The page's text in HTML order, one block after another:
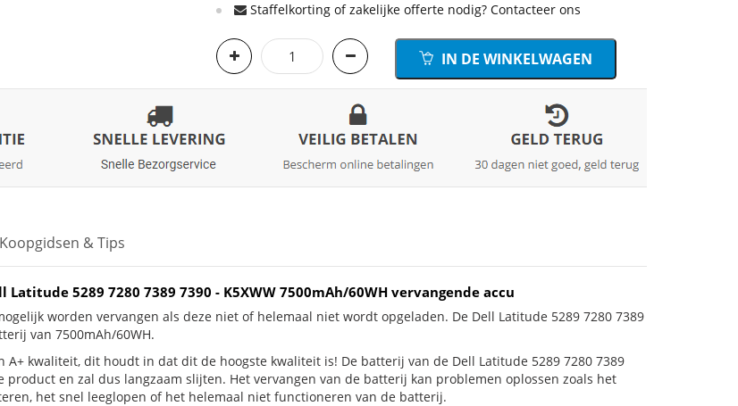
Staffelkorting of zakelijke offerte nodig? Contacteer ons
IN DE WINKELWAGEN
Koopgidsen & Tips
5289 7280 7389 7390 - K5XWW 7500mAh/60WH vervangende accu
worden vervangen als deze niet of helemaal niet wordt opgeladen. De Dell Latitude 5289 7280 7389
van 7500mAh/60WH.
A+ kwaliteit, dit houdt in dat dit de hoogste kwaliteit is! De batterij van de Dell Latitude 5289 7280 7389
product en zal dus langzaam slijten. Het vervangen van de batterij kan problemen oplossen zoals het
het snel leeglopen of het helemaal niet functioneren van de batterij.